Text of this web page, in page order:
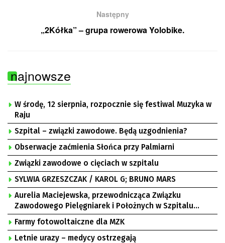
Następny
„2Kółka” – grupa rowerowa Yolobike.
najnowsze
W środę, 12 sierpnia, rozpocznie się festiwal Muzyka w
Raju
Szpital – związki zawodowe. Będą uzgodnienia?
Obserwacje zaćmienia Słońca przy Palmiarni
Związki zawodowe o cięciach w szpitalu
SYLWIA GRZESZCZAK / KAROL G; BRUNO MARS
Aurelia Maciejewska, przewodnicząca Związku
Zawodowego Pielęgniarek i Położnych w Szpitalu
Uniwersyteckim w Zielonej Górze, Bogusław
Motowidełko, przewodniczący Zarządu Regionu NSZZ
„Solidarność” Zielona Góra
Farmy fotowoltaiczne dla MZK
Letnie urazy – medycy ostrzegają